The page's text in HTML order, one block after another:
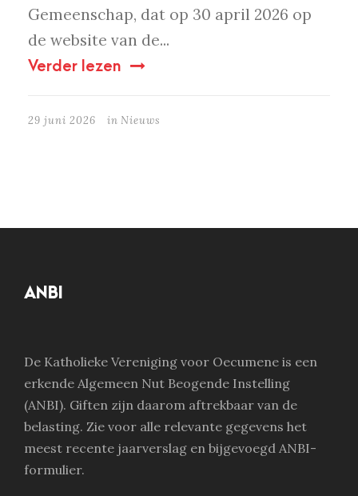
Gemeenschap, dat op 30 april 2026 op
de website van de...
Verder lezen
29 juni 2026 in Nieuws
ANBI
De Katholieke Vereniging voor Oecumene is een
erkende Algemeen Nut Beogende Instelling
(ANBI). Giften zijn daarom aftrekbaar van de
belasting. Zie voor alle relevante gegevens het
meest recente jaarverslag en bijgevoegd ANBI-
formulier.